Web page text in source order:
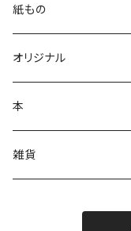
万年筆
多機能ボールペン
単色ボールペン
シャーペンシル
紙もの
オリジナル
本
雑貨